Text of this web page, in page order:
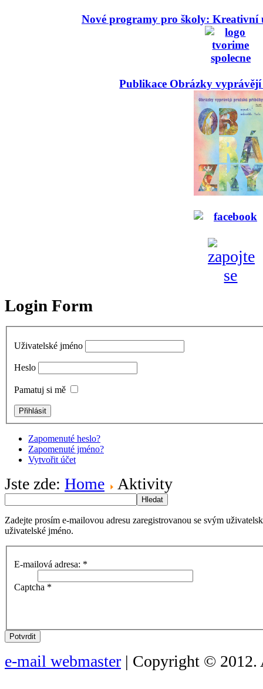
Nové programy pro školy: Kreativní
Publikace Obrázky
Login Form
Uživatelské jméno
Heslo
Pamatuj si mě
Zapomenuté heslo?
Zapomenuté jméno?
Vytvořit účet
Jste zde: Home Aktivity
Hledat
Zadejte prosím e-mailovou adresu zaregistrovanou se svým
uživatelské jméno.
E-mailová adresa: *
Captcha *
Potvrdit
e-mail webmaster | Copyright © 2012.